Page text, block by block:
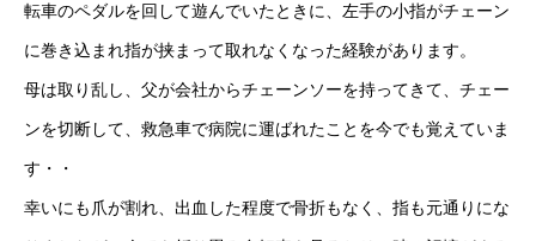
転車のペダルを回して遊んでいたときに、左手の小指がチェーン
に巻き込まれ指が挟まって取れなくなった経験があります。
母は取り乱し、父が会社からチェーンソーを持ってきて、チェー
ンを切断して、救急車で病院に運ばれたことを今でも覚えていま
す・・
幸いにも爪が割れ、出血した程度で骨折もなく、指も元通りにな